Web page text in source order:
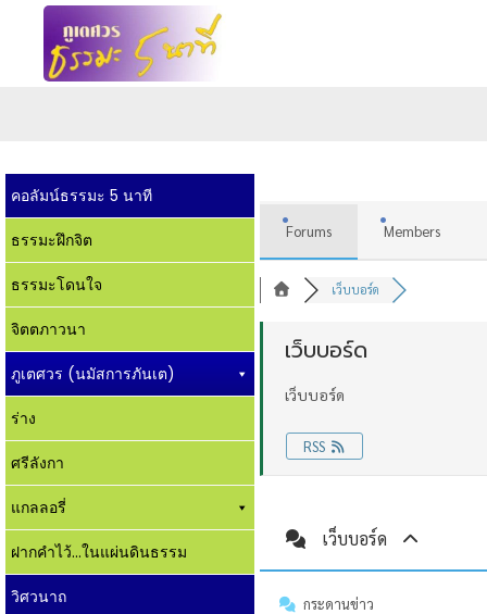
คอลัมน์ธรรมะ 5 นาที
ธรรมะฝึกจิต
ธรรมะโดนใจ
จิตตภาวนา
ภูเตศวร (นมัสการภันเต)
ร่าง
ศรีลังกา
แกลลอรี่
ฝากคำไว้...ในแผ่นดินธรรม
วิศวนาถ
Forums Members
เว็บบอร์ด
เว็บบอร์ด
เว็บบอร์ด
RSS
เว็บบอร์ด
กระดานข่าว